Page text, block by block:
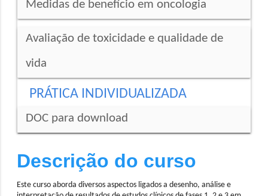
Medidas de benefício em oncologia
Avaliação de toxicidade e qualidade de
vida
PRÁTICA INDIVIDUALIZADA
DOC para download
Descrição do curso
Este curso aborda diversos aspectos ligados a desenho, análise e